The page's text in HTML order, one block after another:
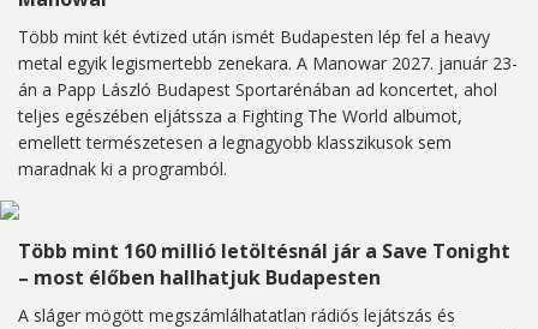
Több mint két évtized után ismét Budapesten lép fel a heavy
metal egyik legismertebb zenekara. A Manowar 2027. január 23-
án a Papp László Budapest Sportarénában ad koncertet, ahol
teljes egészében eljátssza a Fighting The World albumot,
emellett természetesen a legnagyobb klasszikusok sem
maradnak ki a programból.
Több mint 160 millió letöltésnál jár a Save Tonight
– most élőben hallhatjuk Budapesten
A sláger mögött megszámlálhatatlan rádiós lejátszás és